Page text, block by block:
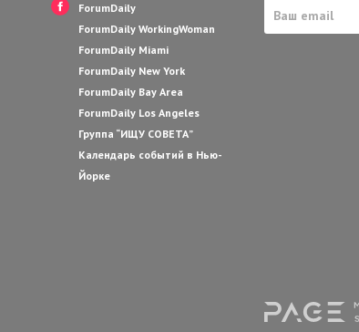
ForumDaily
ForumDaily WorkingWoman
ForumDaily Miami
ForumDaily New York
ForumDaily Bay Area
ForumDaily Los Angeles
Группа “ИЩУ СОВЕТА”
Календарь событий в Нью-
Йорке